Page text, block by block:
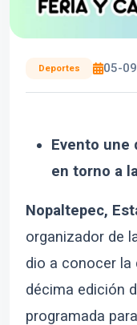
Deportes 05-
Evento une
en torno a
Nopaltepec,
organizador de
dio a conocer la
décima edición
programada